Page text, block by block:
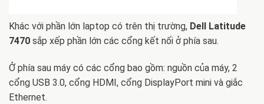
Khác với phần lớn laptop có trên thị trường, Dell Latitude
7470 sắp xếp phần lớn các cổng kết nối ở phía sau.
Ở phía sau máy có các cổng bao gồm: nguồn của máy, 2
cổng USB 3.0, cổng HDMI, cổng DisplayPort mini và giắc
Ethernet.